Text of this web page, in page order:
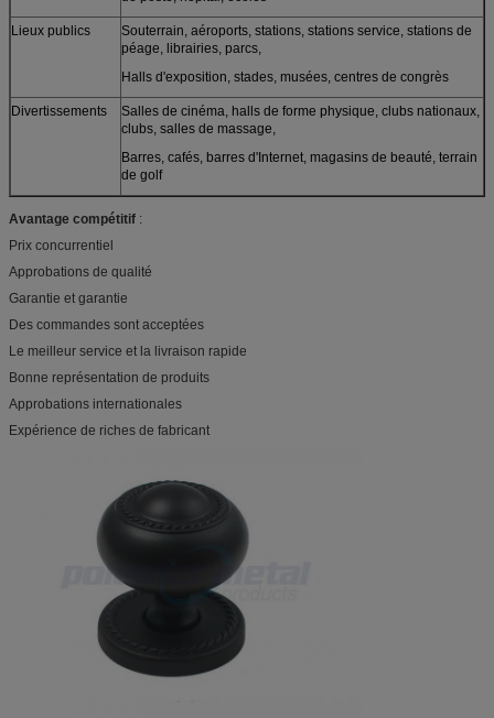
Lieux publics
Souterrain, aéroports, stations, stations service, stations de
péage, librairies, parcs,
Halls d'exposition, stades, musées, centres de congrès
Divertissements
Salles de cinéma, halls de forme physique, clubs nationaux,
clubs, salles de massage,
Barres, cafés, barres d'Internet, magasins de beauté, terrain
de golf
Avantage compétitif :
Prix concurrentiel
Approbations de qualité
Garantie et garantie
Des commandes sont acceptées
Le meilleur service et la livraison rapide
Bonne représentation de produits
Approbations internationales
Expérience de riches de fabricant